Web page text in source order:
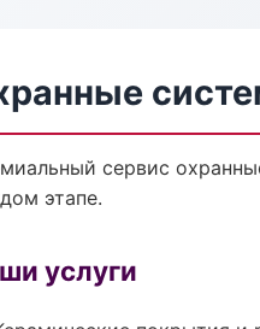
сервис
этапе.
услуги